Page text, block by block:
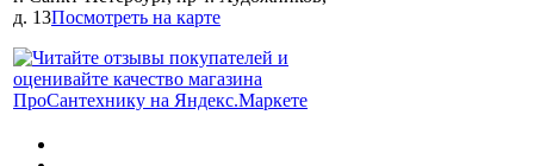
д. 13Посмотреть на карте